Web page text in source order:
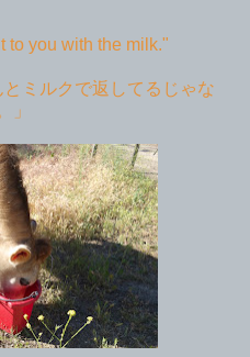
to you with the milk."
ミルクで返してるじゃな
」